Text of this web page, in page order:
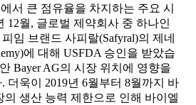
서 큰 점유율을 차지하는 주요 시
12월, 글로벌 제약회사 중 하나인
임 브랜드 사피랄(Safyral)의 제네
에 대해 USFDA 승인을 받았습
Bayer AG의 시장 위치에 영향을
더욱이 2019년 6월부터 8월까지 바
생산 능력 제한으로 인해 바이엘